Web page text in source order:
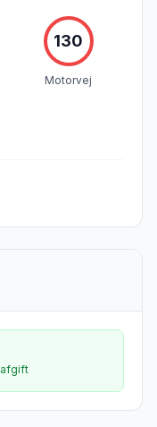
Vidiano og
130
Motorvej